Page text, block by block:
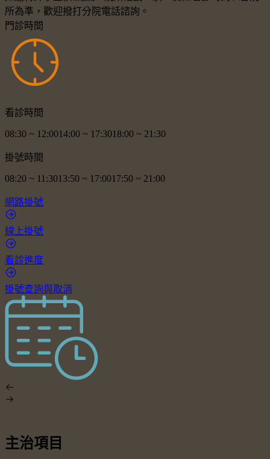
所為準，歡迎撥打分院電話諮詢。
門診時間
看診時間
08:30 ~ 12:0014:00 ~ 17:3018:00 ~ 21:30
掛號時間
08:20 ~ 11:3013:50 ~ 17:0017:50 ~ 21:00
網路掛號
線上掛號
看診進度
掛號查詢與取消
主治項目